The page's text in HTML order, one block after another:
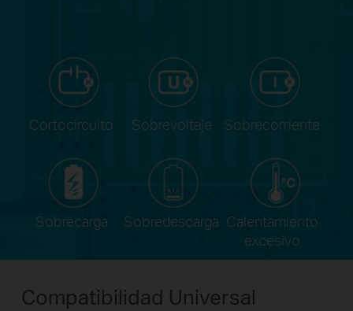
Cortocircuito Sobrevoltaje Sobrecorriente
Sobrecarga Sobredescarga Calentamiento
excesivo
Compatibilidad Universal